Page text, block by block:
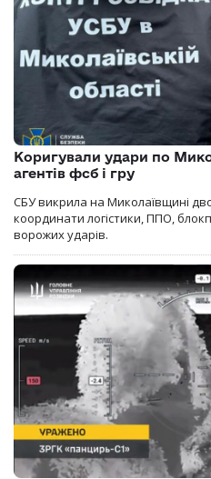
Коригували удари по
агентів фсб і гру
СБУ викрила на Миколаївщині
координати логістики, ППО,
ворожих ударів.